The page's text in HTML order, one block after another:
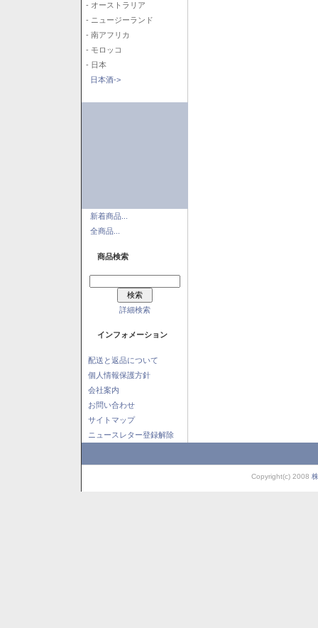
- オーストラリア
- ニュージーランド
- 南アフリカ
- モロッコ
- 日本
日本酒->
新着商品...
全商品...
商品検索
詳細検索
インフォメーション
配送と返品について
個人情報保護方針
会社案内
お問い合わせ
サイトマップ
ニュースレター登録解除
Copyright(c) 2008